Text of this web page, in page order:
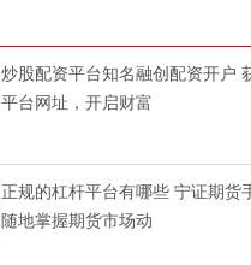
炒股配资平台知名融创配资开户
平台网址，开启财富
正规的杠杆平台有哪些 宁证期货
随地掌握期货市场动